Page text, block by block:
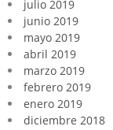
julio 2019
junio 2019
mayo 2019
abril 2019
marzo 2019
febrero 2019
enero 2019
diciembre 2018